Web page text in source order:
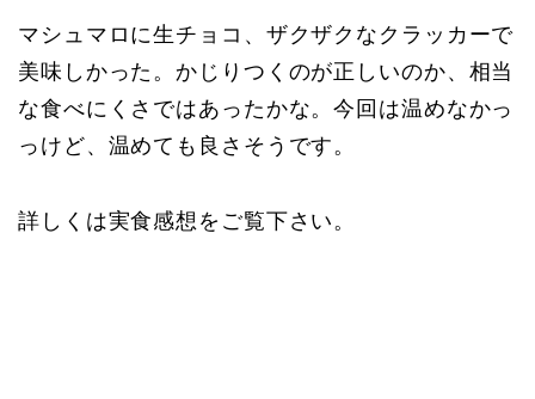
マシュマロに生チョコ、ザクザクなクラッカーで
美味しかった。かじりつくのが正しいのか、相当
な食べにくさではあったかな。今回は温めなかっ
っけど、温めても良さそうです。
詳しくは実食感想をご覧下さい。